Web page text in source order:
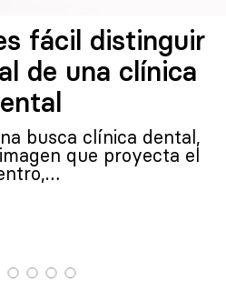
fácil distinguir
de una clínica
busca clínica dental,
que proyecta el